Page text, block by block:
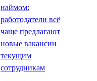
наймом:
работодатели всё
чаще предлагают
новые вакансии
текущим
сотрудникам